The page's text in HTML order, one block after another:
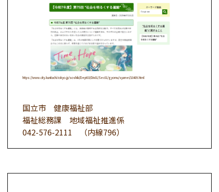
https://www.city.kunitachi.tokyo.jp/soshiki/Dept03/Div01/Sec01/gyomu/syamei/10409.html
国立市 健康福祉部
福祉総務課 地域福祉推進係
042-576-2111
（内線796）